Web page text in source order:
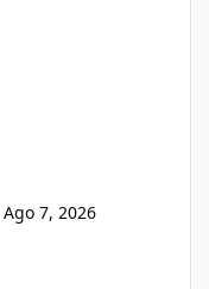
Ago 7, 2026